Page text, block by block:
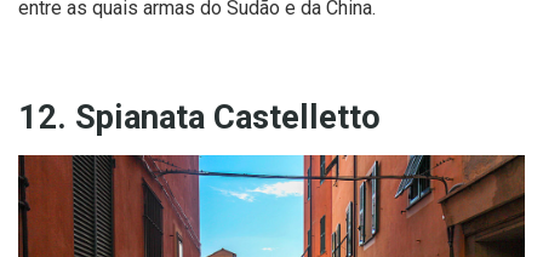
entre as quais armas do Sudão e da China.
12. Spianata Castelletto